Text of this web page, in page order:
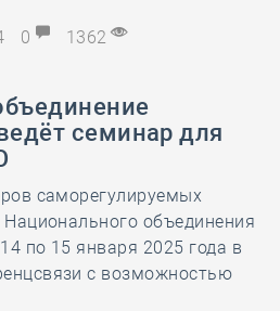
0 1362
семинар для
саморегулируемых
объединения
по 15 января 2025 года в
с возможностью